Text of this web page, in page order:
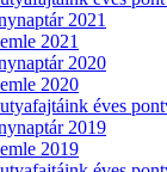
2021
2021
2020
2020
éves
2019
2019